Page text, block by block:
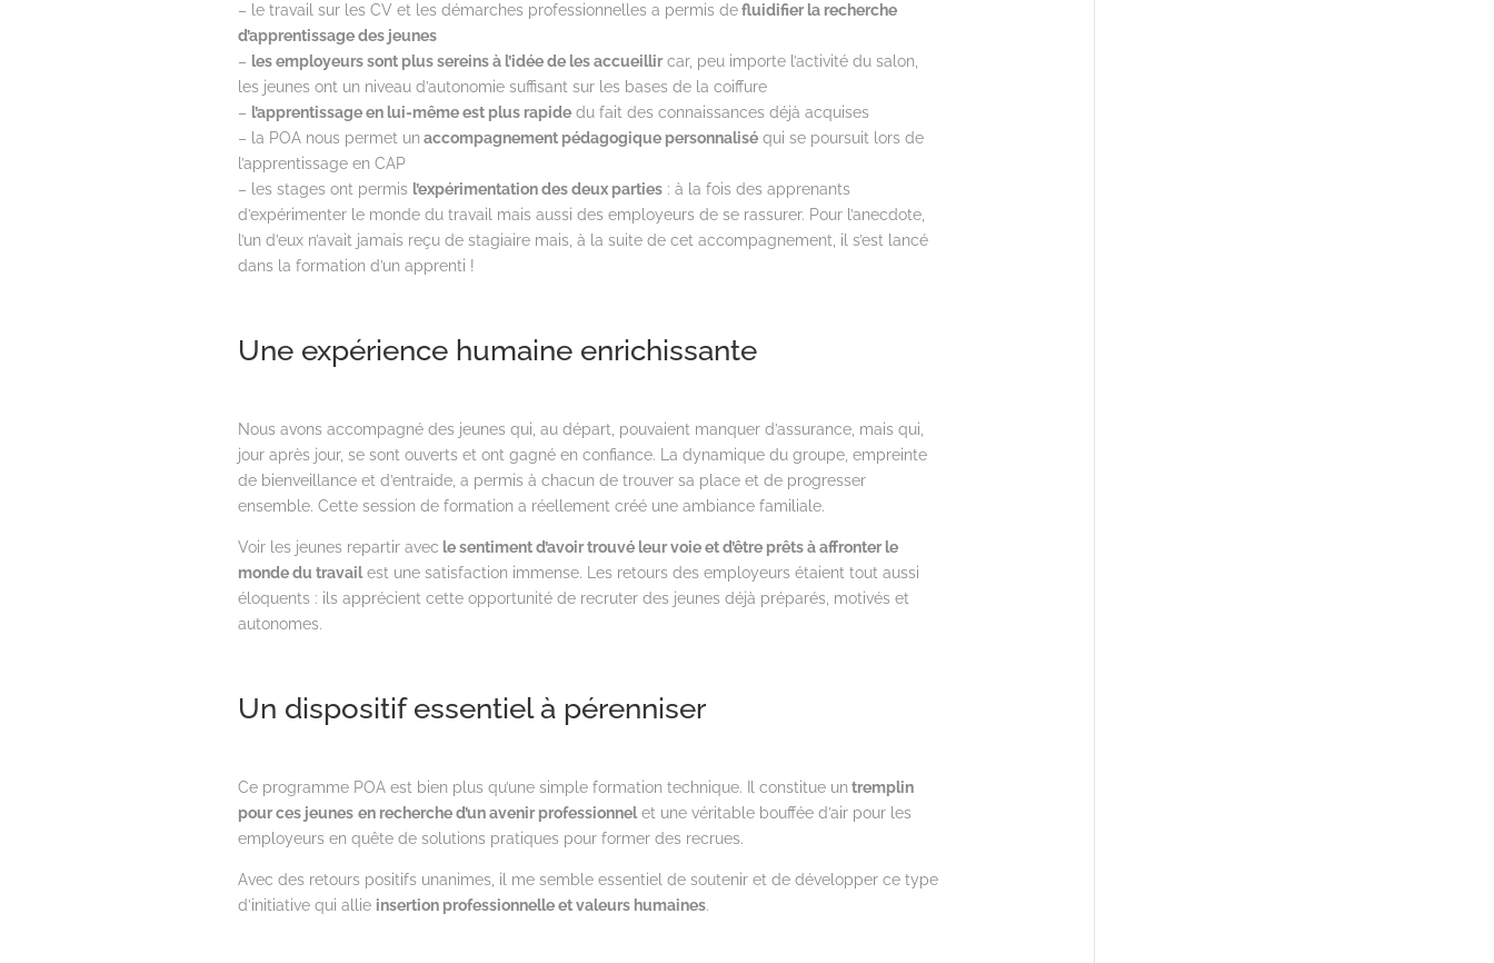
– le travail sur les CV et les démarches professionnelles a permis defluidifier la recherche
d’apprentissage des jeunes
– les employeurs sont plus sereins à l’idée de les accueillircar, peu importe l’activité du salon,
les jeunes ont un niveau d’autonomie suffisant sur les bases de la coiffure
– l’apprentissage en lui-même est plus rapidedu fait des connaissances déjà acquises
– la POA nous permet un accompagnement pédagogique personnaliséqui se poursuit lors de
l’apprentissage en CAP
– les stages ont permis l’expérimentation des deux parties: à la fois des apprenants
d’expérimenter le monde du travail mais aussi des employeurs de se rassurer. Pour l’anecdote,
l’un d’eux n’avait jamais reçu de stagiaire mais, à la suite de cet accompagnement, il s’est lancé
dans la formation d’un apprenti !
Une expérience humaine enrichissante
Nous avons accompagné des jeunes qui, au départ, pouvaient manquer d’assurance, mais qui,
jour après jour, se sont ouverts et ont gagné en confiance. La dynamique du groupe, empreinte
de bienveillance et d’entraide, a permis à chacun de trouver sa place et de progresser
ensemble. Cette session de formation a réellement créé une ambiance familiale.
Voir les jeunes repartir avec le sentiment d’avoir trouvé leur voie et d’être prêts à affronter le
monde du travailest une satisfaction immense. Les retours des employeurs étaient tout aussi
éloquents : ils apprécient cette opportunité de recruter des jeunes déjà préparés, motivés et
autonomes.
Un dispositif essentiel à pérenniser
Ce programme POA est bien plus qu’une simple formation technique. Il constitue un tremplin
pour ces jeunes en recherche d’un avenir professionnelet une véritable bouffée d’air pour les
employeurs en quête de solutions pratiques pour former des recrues.
Avec des retours positifs unanimes, il me semble essentiel de soutenir et de développer ce type
d’initiative qui allie insertion professionnelle et valeurs humaines.